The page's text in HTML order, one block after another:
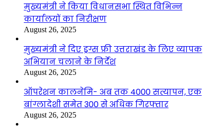
मुख्यमंत्री ने किया विधानसभा स्थित विभिन्न
कार्यालयों का निरीक्षण
August 26, 2025
मुख्यमंत्री ने दिए ड्रग्स फ्री उत्तराखंड के लिए व्यापक
अभियान चलाने के निर्देश
August 26, 2025
ऑपरेशन कालनेमि- अब तक 4000 सत्यापन, एक
बांग्लादेशी समेत 300 से अधिक गिरफ्तार
August 26, 2025